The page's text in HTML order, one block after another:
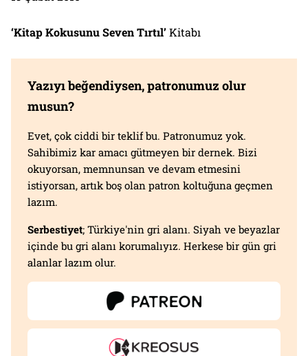
‘Kitap Kokusunu Seven Tırtıl’ Kitabı
Yazıyı beğendiysen, patronumuz olur
musun?
Evet, çok ciddi bir teklif bu. Patronumuz yok.
Sahibimiz kar amacı gütmeyen bir dernek. Bizi
okuyorsan, memnunsan ve devam etmesini
istiyorsan, artık boş olan patron koltuğuna geçmen
lazım.
Serbestiyet; Türkiye'nin gri alanı. Siyah ve beyazlar
içinde bu gri alanı korumalıyız. Herkese bir gün gri
alanlar lazım olur.